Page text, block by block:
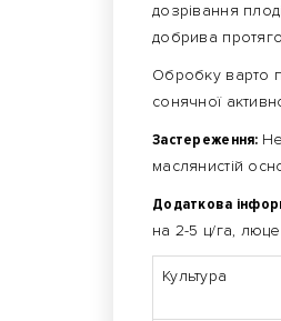
дозрівання
добрива
Обробку варто
сонячної
Застереження:
маслянистій
Додаткова
на 2-5 ц/га,
Культура